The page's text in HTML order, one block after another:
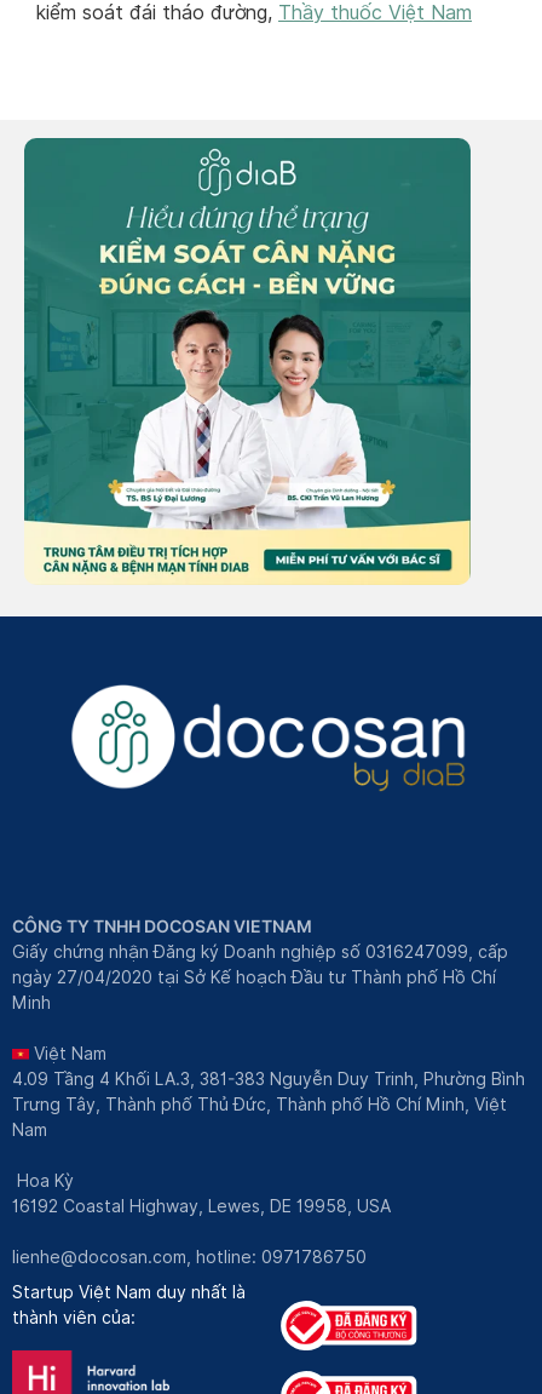
kiểm soát đái tháo đường, Thầy thuốc Việt Nam
CÔNG TY TNHH DOCOSAN VIETNAM
Giấy chứng nhận Đăng ký Doanh nghiệp số 0316247099, cấp
ngày 27/04/2020 tại Sở Kế hoạch Đầu tư Thành phố Hồ Chí
Minh
Việt Nam
4.09 Tầng 4 Khối LA.3, 381-383 Nguyễn Duy Trinh, Phường Bình
Trưng Tây, Thành phố Thủ Đức, Thành phố Hồ Chí Minh, Việt
Nam
Hoa Kỳ
16192 Coastal Highway, Lewes, DE 19958, USA
lienhe@docosan.com , hotline: 0971786750
Startup Việt Nam duy nhất là
thành viên của: